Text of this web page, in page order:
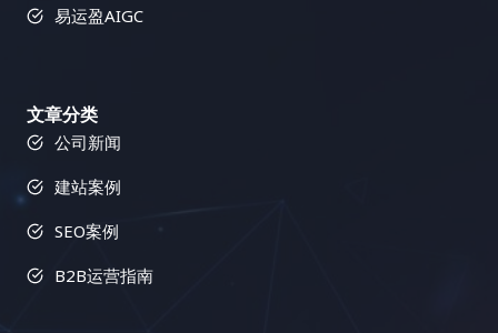
易运盈AIGC
文章分类
公司新闻
建站案例
SEO案例
B2B运营指南